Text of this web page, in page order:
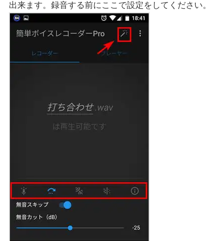
出来ます。録音する前にここで設定をしてください。